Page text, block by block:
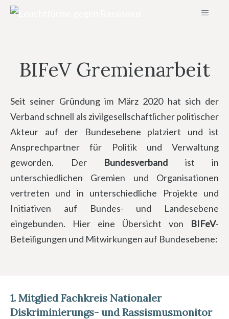
Zum
MENÜ
BIFeV Gremienarbeit
Seit seiner Gründung im März 2020 hat sich der
Verband schnell als zivilgesellschaftlicher politischer
Akteur auf der Bundesebene platziert und ist
Ansprechpartner für Politik und Verwaltung
geworden. Der Bundesverband ist in
unterschiedlichen Gremien und Organisationen
vertreten und in unterschiedliche Projekte und
Initiativen auf Bundes- und Landesebene
eingebunden. Hier eine Übersicht von BIFeV-
Beteiligungen und Mitwirkungen auf Bundesebene:
1. Mitglied Fachkreis Nationaler
Diskriminierungs- und Rassismusmonitor